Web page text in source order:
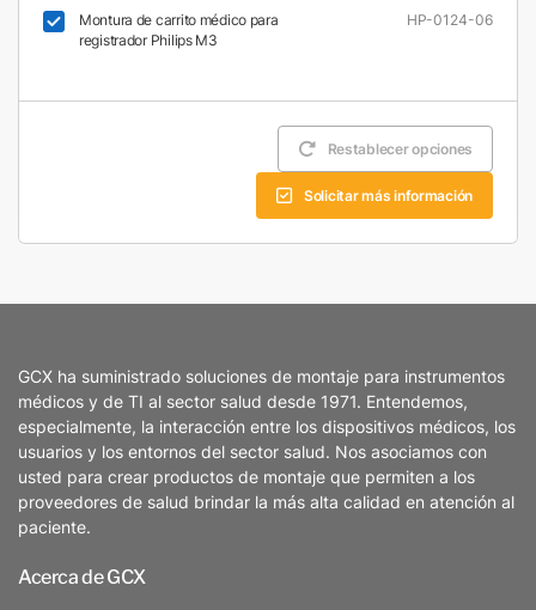
Montura de carrito médico para
registrador Philips M3
HP-0124-06
Restablecer opciones
Solicitar más información
GCX ha suministrado soluciones de montaje para instrumentos
médicos y de TI al sector salud desde 1971. Entendemos,
especialmente, la interacción entre los dispositivos médicos, los
usuarios y los entornos del sector salud. Nos asociamos con
usted para crear productos de montaje que permiten a los
proveedores de salud brindar la más alta calidad en atención al
paciente.
Acerca de GCX